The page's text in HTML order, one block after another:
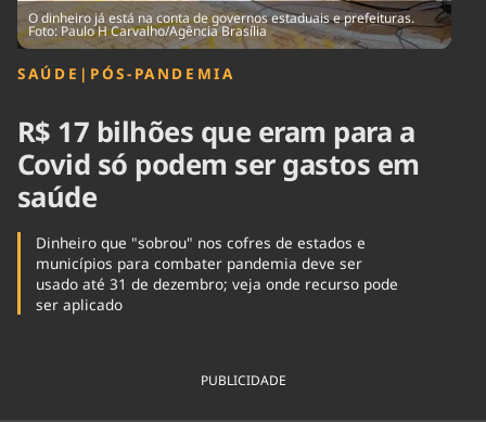
O dinheiro já está na conta de governos estaduais e prefeituras.
Foto: Paulo H Carvalho/Agência Brasília
SAÚDE | PÓS-PANDEMIA
R$ 17 bilhões que eram para a
Covid só podem ser gastos em
saúde
Dinheiro que "sobrou" nos cofres de estados e
municípios para combater pandemia deve ser
usado até 31 de dezembro; veja onde recurso pode
ser aplicado
PUBLICIDADE